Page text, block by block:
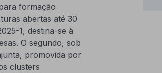
formação
abertas até 30
1, destina-se à
O segundo, sob
promovida por
clusters